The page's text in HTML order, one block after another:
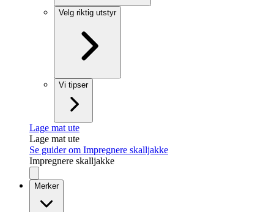
Velg riktig utstyr
Vi tipser
Lage mat ute
Lage mat ute
Se guider om Impregnere skalljakke
Impregnere skalljakke
Merker